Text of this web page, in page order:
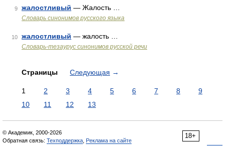
9 жалостливый — Жалость …
Словарь синонимов русского языка
10 жалостливый — жалость …
Словарь-тезаурус синонимов русской речи
Страницы Следующая →
1 2 3 4 5 6 7 8
9
10
11 12 13
18+
© Академик, 2000-2026
Обратная связь: Техподдержка Реклама на сайте